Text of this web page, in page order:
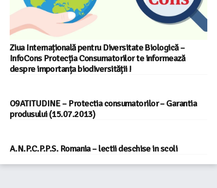
Ziua Internațională pentru Diversitate Biologică –
InfoCons Protecția Consumatorilor te informează
despre importanța biodiversității !
O9ATITUDINE – Protectia consumatorilor – Garantia
produsului (15.07.2013)
A.N.P.C.P.P.S. Romania – lectii deschise in scoli